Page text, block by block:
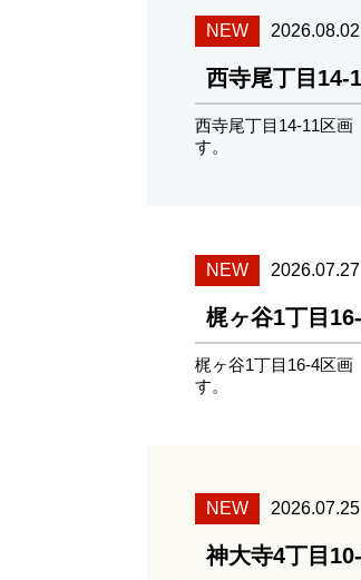
NEW 2026.08.02
西寺尾丁目
西寺尾丁目14-11区
す。
NEW 2026.07.27
梶ヶ谷1丁目
梶ヶ谷1丁目16-4区
す。
NEW 2026.07.25
神大寺4丁目